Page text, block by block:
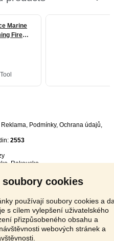
soubory cookies
používají soubory cookies a
s cílem vylepšení uživatelského
přizpůsobeného obsahu a
webových stránek a
Reklama, Podmínky, Ochrana údajů,
2553
,Rakousko